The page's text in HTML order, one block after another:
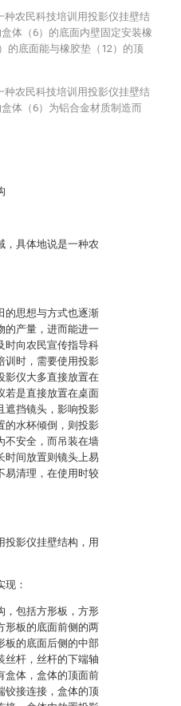
，具体地说是一种农
的思想与方式也逐渐
的产量，进而能进一
时向农民宣传指导科
训时，需要使用投影
影仪大多直接放置在
若是直接放置在桌面
遮挡镜头，影响投影
的水杯倾倒，则投影
不安全，而吊装在墙
时间放置则镜头上易
易清理，在使用时较
投影仪挂壁结构，用
：
，包括方形板，方形
形板的底面前侧的两
板的底面后侧的中部
丝杆，丝杆的下端轴
盒体，盒体的顶面前
铰接连接，盒体的顶
种农民科技培训用投影仪挂壁结
体（6）的底面内壁固定安装橡
的底面能与橡胶垫（12）的顶
种农民科技培训用投影仪挂壁结
体（6）为铝合金材质制造而